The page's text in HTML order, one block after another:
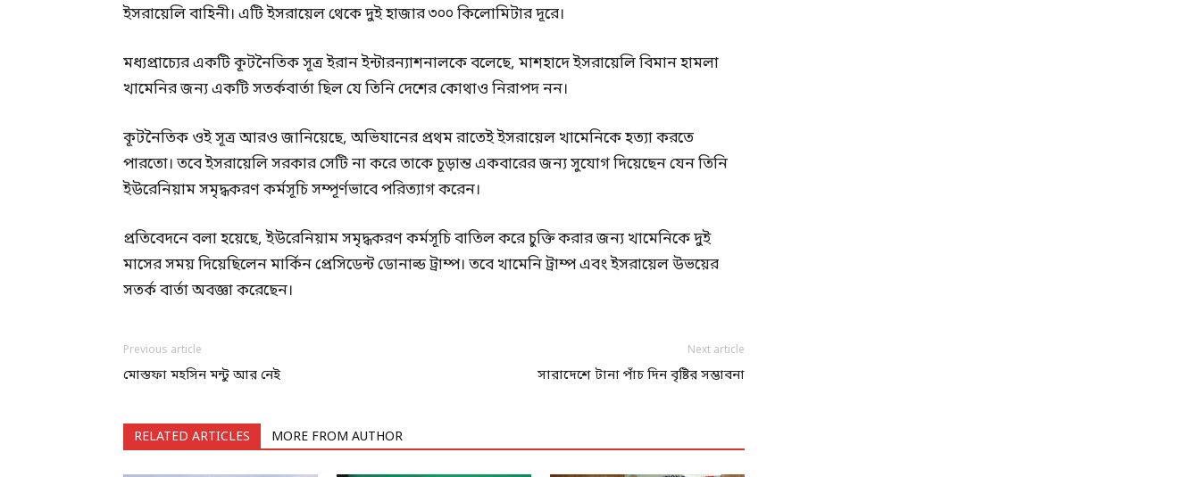
ইসরায়েলি বাহিনী। এটি ইসরায়েল থেকে দুই হাজার ৩০০ কিলোমিটার দূরে।
মধ্যপ্রাচ্যের একটি কূটনৈতিক সূত্র ইরান ইন্টারন্যাশনালকে বলেছে, মাশহাদে ইসরায়েলি বিমান হামলা
খামেনির জন্য একটি সতর্কবার্তা ছিল যে তিনি দেশের কোথাও নিরাপদ নন।
কূটনৈতিক ওই সূত্র আরও জানিয়েছে, অভিযানের প্রথম রাতেই ইসরায়েল খামেনিকে হত্যা করতে
পারতো। তবে ইসরায়েলি সরকার সেটি না করে তাকে চূড়ান্ত একবারের জন্য সুযোগ দিয়েছেন যেন তিনি
ইউরেনিয়াম সমৃদ্ধকরণ কর্মসূচি সম্পূর্ণভাবে পরিত্যাগ করেন।
প্রতিবেদনে বলা হয়েছে, ইউরেনিয়াম সমৃদ্ধকরণ কর্মসূচি বাতিল করে চুক্তি করার জন্য খামেনিকে দুই
মাসের সময় দিয়েছিলেন মার্কিন প্রেসিডেন্ট ডোনাল্ড ট্রাম্প। তবে খামেনি ট্রাম্প এবং ইসরায়েল উভয়ের
সতর্ক বার্তা অবজ্ঞা করেছেন।
Previous article
মোস্তফা মহসিন মন্টু আর নেই
Next article
সারাদেশে টানা পাঁচ দিন বৃষ্টির সম্ভাবনা
RELATED ARTICLES MORE FROM AUTHOR